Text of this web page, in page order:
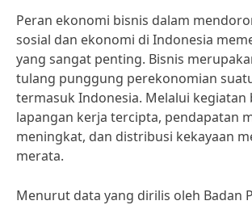
Peran ekonomi bisnis dalam
sosial dan ekonomi di Indonesia
yang sangat penting. Bisnis
tulang punggung perekonomian
termasuk Indonesia. Melalui kegiatan
lapangan kerja tercipta, pendapatan
meningkat, dan distribusi kekayaan
merata.
Menurut data yang dirilis oleh Badan